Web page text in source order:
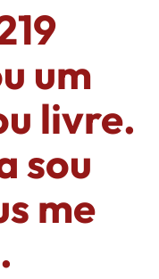
um
livre.
sou
me